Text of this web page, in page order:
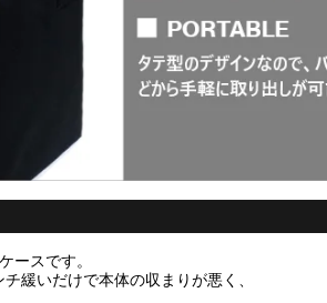
ースです。
緩いだけで本体の収まりが悪く、